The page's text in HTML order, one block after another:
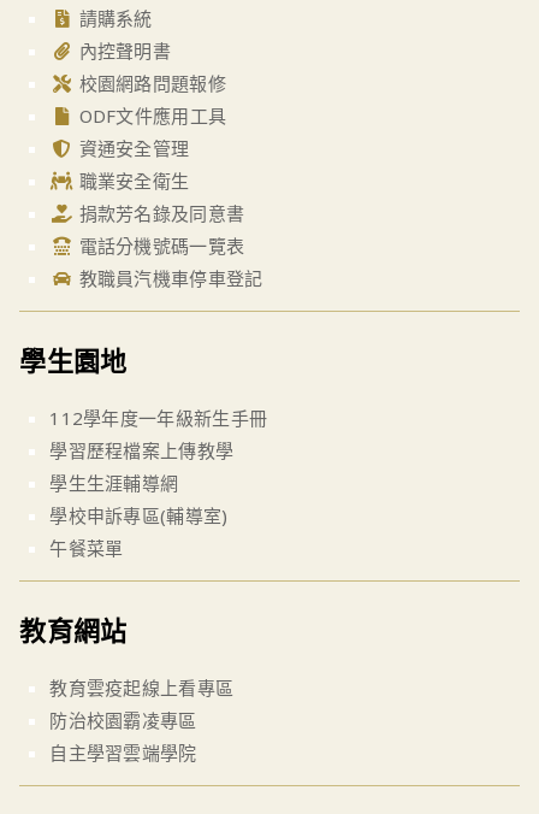
請購系統
內控聲明書
校園網路問題報修
ODF文件應用工具
資通安全管理
職業安全衛生
捐款芳名錄及同意書
電話分機號碼一覽表
教職員汽機車停車登記
學生園地
112學年度一年級新生手冊
學習歷程檔案上傳教學
學生生涯輔導網
學校申訴專區(輔導室)
午餐菜單
教育網站
教育雲疫起線上看專區
防治校園霸凌專區
自主學習雲端學院